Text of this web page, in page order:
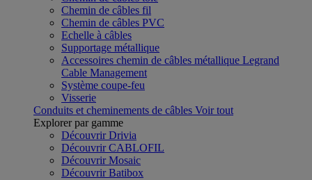
Chemin de câbles fil
Chemin de câbles PVC
Echelle à câbles
Supportage métallique
Accessoires chemin de câbles métallique Legrand
Cable Management
Système coupe-feu
Visserie
Conduits et cheminements de câbles Voir tout
Explorer par gamme
Découvrir Drivia
Découvrir CABLOFIL
Découvrir Mosaic
Découvrir Batibox